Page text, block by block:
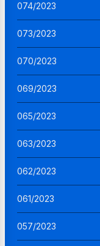
074/2023
073/2023
070/2023
069/2023
065/2023
063/2023
062/2023
061/2023
057/2023